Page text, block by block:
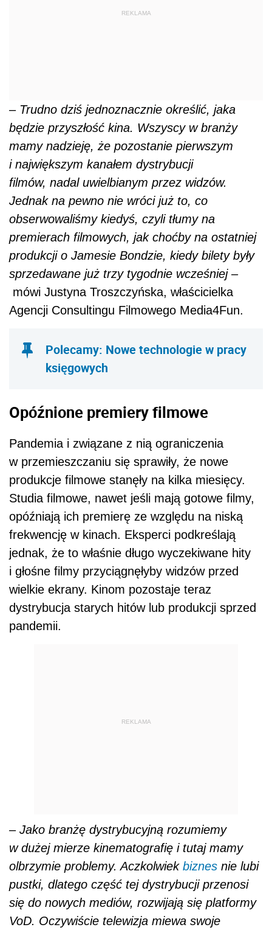
REKLAMA
– Trudno dziś jednoznacznie określić, jaka
będzie przyszłość kina. Wszyscy w branży
mamy nadzieję, że pozostanie pierwszym
i największym kanałem dystrybucji
filmów, nadal uwielbianym przez widzów.
Jednak na pewno nie wróci już to, co
obserwowaliśmy kiedyś, czyli tłumy na
premierach filmowych, jak choćby na ostatniej
produkcji o Jamesie Bondzie, kiedy bilety były
sprzedawane już trzy tygodnie wcześniej –
mówi Justyna Troszczyńska, właścicielka
Agencji Consultingu Filmowego Media4Fun.
Polecamy: Nowe technologie w pracy
księgowych
Opóźnione premiery filmowe
Pandemia i związane z nią ograniczenia
w przemieszczaniu się sprawiły, że nowe
produkcje filmowe stanęły na kilka miesięcy.
Studia filmowe, nawet jeśli mają gotowe filmy,
opóźniają ich premierę ze względu na niską
frekwencję w kinach. Eksperci podkreślają
jednak, że to właśnie długo wyczekiwane hity
i głośne filmy przyciągnęłyby widzów przed
wielkie ekrany. Kinom pozostaje teraz
dystrybucja starych hitów lub produkcji sprzed
pandemii.
REKLAMA
– Jako branżę dystrybucyjną rozumiemy
w dużej mierze kinematografię i tutaj mamy
olbrzymie problemy. Aczkolwiek biznes nie lubi
pustki, dlatego część tej dystrybucji przenosi
się do nowych mediów, rozwijają się platformy
VoD. Oczywiście telewizja miewa swoje